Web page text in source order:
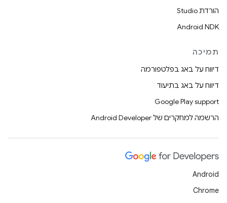
הורדת Studio
Android NDK
תמיכה
דיווח על באג בפלטפורמה
דיווח על באג בתיעוד
Google Play support
הרשמה למחקרים של Android Developer
Android
Chrome